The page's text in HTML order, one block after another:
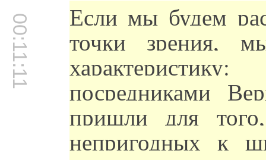
00:11:11 Если мы будем
точки зрения,
посредниками
пришли для
непригодных к